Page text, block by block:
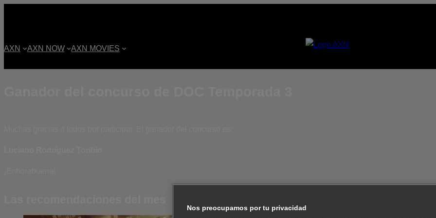
AXN AXN NOW AXN MOVIES
Nos preocupamos por tu privacidad